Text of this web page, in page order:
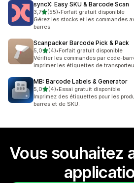
syncX: Easy SKU & Barcode Scan
3,7étoile(s) sur 5
(55)
55 avis au total
•Forfait gratuit disponible
Gérez les stocks et les commandes
barres
Scanpacker Barcode Pick & Pack
5,0étoile(s) sur 5
(4)
4 avis au total
•Forfait gratuit disponible
Vérifier les commandes par code-
imprimer les étiquettes de
MB: Barcode Labels & Generator
5,0étoile(s) sur 5
(4)
4 avis au total
•Essai gratuit disponible
Imprimez des étiquettes pour les
barres et de SKU.
Vous souhaitez